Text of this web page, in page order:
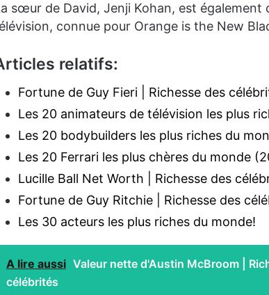
sœur de David, Jenji Kohan, est
connue pour Orange is the New
relatifs:
Fortune de Guy Fieri | Richesse des
Les 20 animateurs de télévision les plus
Les 20 bodybuilders les plus riches du
Les 20 Ferrari les plus chères du monde
Lucille Ball Net Worth | Richesse des
Fortune de Guy Ritchie | Richesse des
Les 30 acteurs les plus riches du monde!
A lire aussi Valeur nette d'Austin McBroom |
célébrités